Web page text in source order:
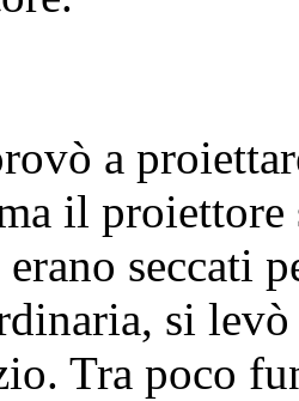
a
il
seccati
si
Tra poco